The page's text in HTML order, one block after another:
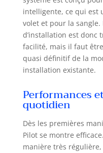
intelligente, ce qui est
volet et pour la
d’installation est donc
facilité, mais il faut
quasi définitif de la
installation existante.
Performances
quotidien
Dès les premières
Pilot se montre
manière très